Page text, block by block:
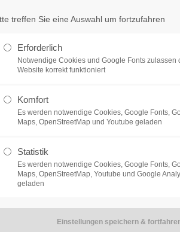
Wandkalender 5 Monate Plakatkalender
treffen Sie eine Auswahl um fortzufahren
Erforderlich
Notwendige Cookies und Google Fonts zulassen
Website korrekt funktioniert
Komfort
Es werden notwendige Cookies, Google Fonts,
Maps, OpenStreetMap und Youtube geladen
Statistik
Es werden notwendige Cookies, Google Fonts,
Maps, OpenStreetMap, Youtube und Google
geladen